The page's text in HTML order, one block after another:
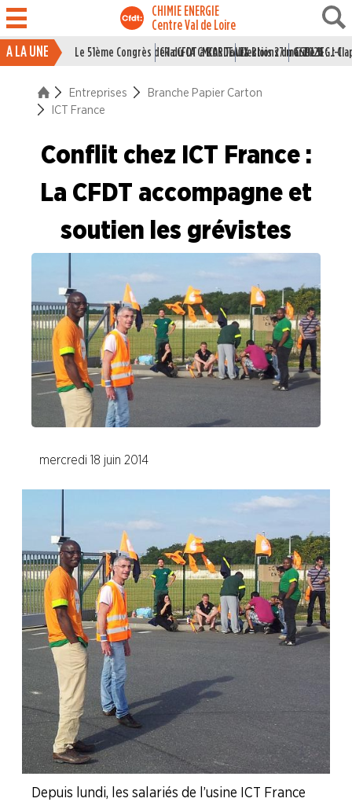
CHIMIE ENERGIE
Centre Val de Loire
ACTUALITÉ
ENTREPRISES
Branche Chimie
Branche I.E.G.
All4labels Blois
Essity Gien
ICT France
Leguay Emballages
SCA Orléans
SCA Tissue France
Branche Plasturgie
Branche Verre
NOS
SERVICES
NOUS
CONNAÎTRE
LA
BOITE
À
OUTILS
A LA UNE Le 51ème Congrès de la CFDT à BORDEAUX
CR du CA CMCAS Tours Blois 27 mai 2026
Elections du CSE LSI : J-1
Grille IEG :
Entreprises
Branche Papier Carton
ICT France
Conflit chez ICT France :
La CFDT accompagne et
soutien les grévistes
mercredi 18 juin 2014
Depuis lundi, les salariés de l’usine ICT France